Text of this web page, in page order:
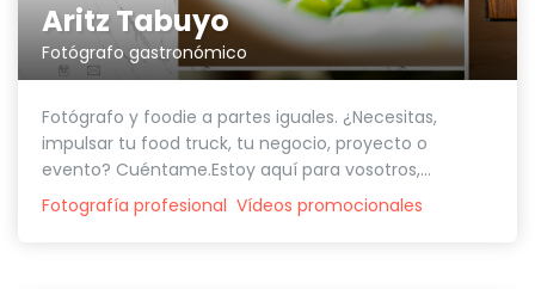
Aritz Tabuyo
Fotógrafo gastronómico
Fotógrafo y foodie a partes iguales. ¿Necesitas,
impulsar tu food truck, tu negocio, proyecto o
evento? Cuéntame.Estoy aquí para vosotros,...
Fotografía profesional Vídeos promocionales